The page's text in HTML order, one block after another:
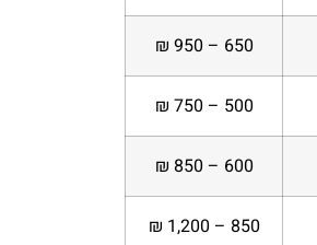
650 – 950 ₪
500 – 750 ₪
600 – 850 ₪
850 – 1,200 ₪